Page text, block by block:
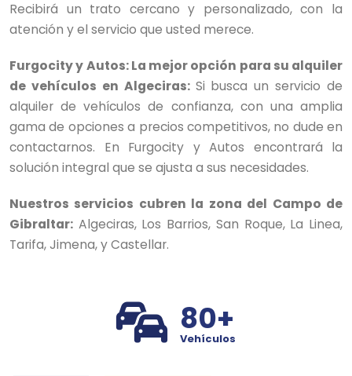
Recibirá un trato cercano y personalizado, con la
atención y el servicio que usted merece.
Furgocity y Autos: La mejor opción para su alquiler
de vehículos en Algeciras: Si busca un servicio de
alquiler de vehículos de confianza, con una amplia
gama de opciones a precios competitivos, no dude en
contactarnos. En Furgocity y Autos encontrará la
solución integral que se ajusta a sus necesidades.
Nuestros servicios cubren la zona del Campo de
Gibraltar: Algeciras, Los Barrios, San Roque, La Linea,
Tarifa, Jimena, y Castellar.
80+
Vehículos